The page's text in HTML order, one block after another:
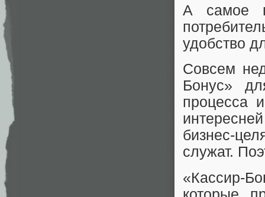
А самое
удобство
Совсем
Бонус»
процесса
бизнес-
служат.
«Кассир-